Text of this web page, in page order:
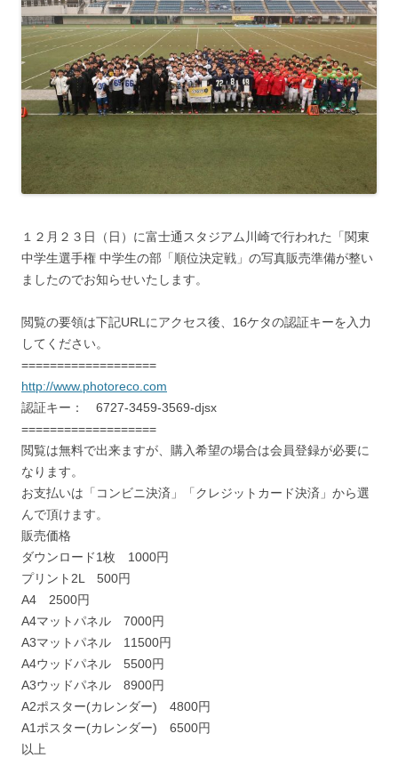
１２月２３日（日）に富士通スタジアム川崎で行われた「関東
中学生選手権 中学生の部「順位決定戦」の写真販売準備が整い
ましたのでお知らせいたします。
閲覧の要領は下記URLにアクセス後、16ケタの認証キーを入力
してください。
===================
http://www.photoreco.com
認証キー： 6727-3459-3569-djsx
===================
閲覧は無料で出来ますが、購入希望の場合は会員登録が必要に
なります。
お支払いは「コンビニ決済」「クレジットカード決済」から選
んで頂けます。
販売価格
ダウンロード1枚 1000円
プリント2L 500円
A4 2500円
A4マットパネル 7000円
A3マットパネル 11500円
A4ウッドパネル 5500円
A3ウッドパネル 8900円
A2ポスター(カレンダー) 4800円
A1ポスター(カレンダー) 6500円
以上